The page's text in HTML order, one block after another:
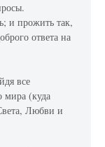
и прожить так,
ответа на
все
мира (куда
Любви и